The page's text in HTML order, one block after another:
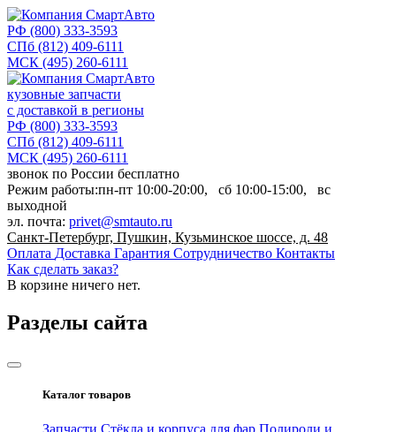
РФ (800) 333-3593
СПб (812) 409-6111
МСК (495) 260-6111
кузовные запчасти
с доставкой в регионы
РФ (800) 333-3593
СПб (812) 409-6111
МСК (495) 260-6111
звонок по России бесплатно
Режим работы:пн-пт 10:00-20:00, сб 10:00-15:00, вс
выходной
эл. почта: privet@smtauto.ru
Санкт-Петербург, Пушкин, Кузьминское шоссе, д. 48
Оплата Доставка Гарантия Сотрудничество Контакты
Как сделать заказ?
В корзине ничего нет.
Разделы сайта
Каталог товаров